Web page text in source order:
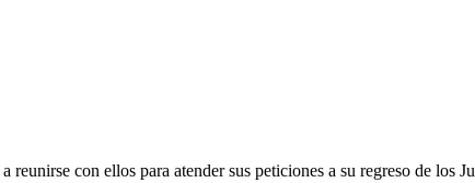
reunirse con ellos para atender sus peticiones a su regreso de los